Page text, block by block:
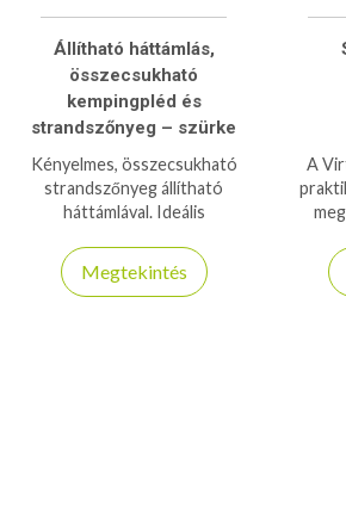
Állítható háttámlás,
összecsukható
kempingpléd és
strandszőnyeg – szürke
Kényelmes, összecsukható
strandszőnyeg állítható
háttámlával. Ideális
pikniken vagy kempingezés
közben.
Megtekintés
A